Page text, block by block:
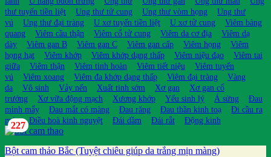
thư tuyến tiền liệt
Ung thư tử cung Ung thư vòm họng
Ung thư
vú
Ung thư đại tràng U xơ tuyến tiền liệt U xơ tử cung
Viêm bàng
quang
Viêm cầu thận Viêm cổ tử cung Viêm da cơ địa
Viêm dạ
dày
Viêm gan B Viêm gan C Viêm gan cấp Viêm họng
Viêm
họng hạt
Viêm khớp Viêm khớp dạng thấp Viêm niệu đạo
Viêm tai
giữa
Viêm thận Viêm tinh hoàn Viêm tiết niệu
Viêm tuyến
vú
Viêm xoang Viêm đa khớp dạng thấp Viêm đại tràng
Vàng
da
Vô sinh Vảy nến Xuất tinh sớm Xơ gan
Xơ gan cổ
trướng
Xơ vữa động mạch Xương khớp Yếu sinh lý Á sừng
Đau
mình mẩy
Đau mắt có màng Đau răng Đau thần kinh toạ
Đi cầu ra
máu
Điều hoà kinh nguyệt Đái dầm Đái rắt Động kinh
227
Bột cam thảo Bắc (Tuyệt chiêu giúp da trắng mịn màng)